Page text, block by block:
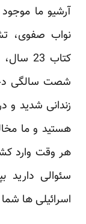
آرشیو ما
نواب صفوی،
کتاب
شصت سالگی
زندانی شدید و
هستید و ما
هر وقت وارد
سئوالی دارید
اسرائیلی ها شما